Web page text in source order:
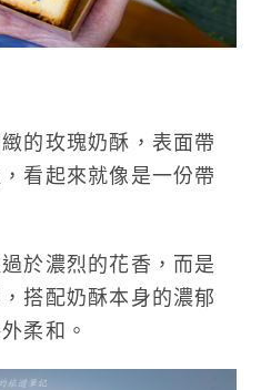
的玫瑰奶酥，表面帶
看起來就像是一份帶
於濃烈的花香，而是
搭配奶酥本身的濃郁
柔和。